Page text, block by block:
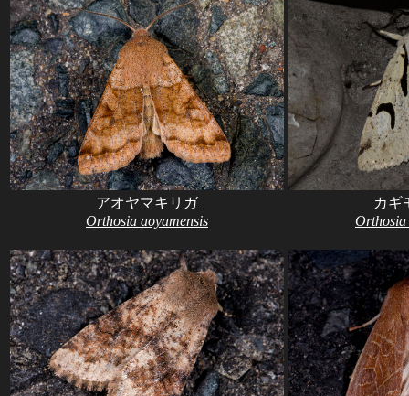
アオヤマキリガ
Orthosia aoyamensis
カギ